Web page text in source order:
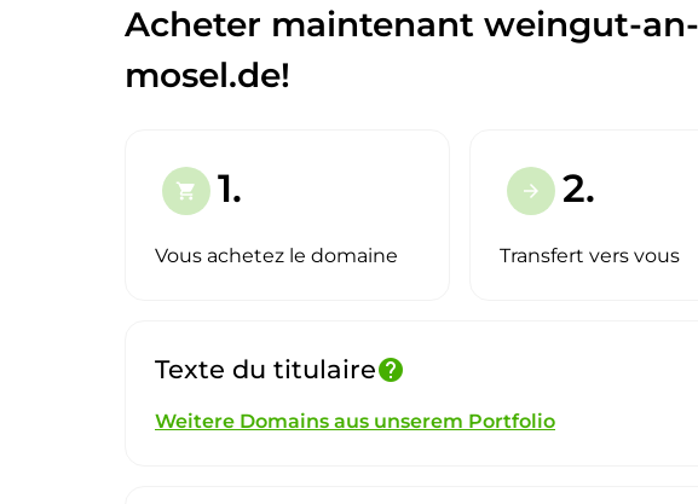
Acheter maintenant weingut-
mosel.de!
shopping_cart 1.
Vous achetez le domaine
arrow_forward 2.
Transfert vers vous
Texte du titulairehelp
Weitere Domains aus unserem Portfolio